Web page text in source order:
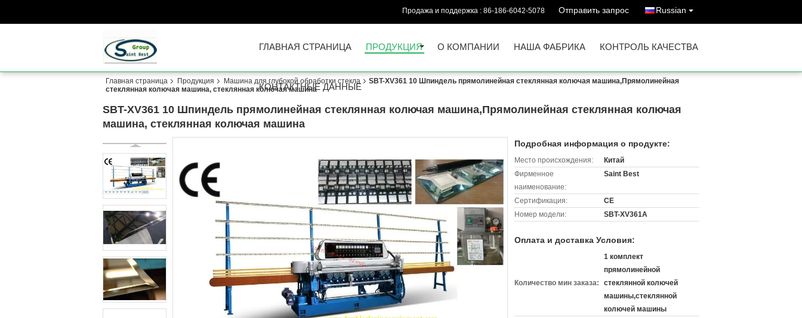
Продажа и поддержка : 86-186-6042-5078 Отправить запрос Russian
ГЛАВНАЯ СТРАНИЦА ПРОДУКЦИЯ О КОМПАНИИ НАША ФАБРИКА КОНТРОЛЬ КАЧЕСТВА
КОНТАКТНЫЕ ДАННЫЕ
Главная страница Продукция Машина для глубокой обработки стекла
SBT-XV361 10 Шпиндель прямолинейная стеклянная колючая машина,Прямолинейная
стеклянная колючая машина, стеклянная колючая машина
SBT-XV361 10 Шпиндель прямолинейная стеклянная колючая машина,Прямолинейная стеклянная колючая
машина, стеклянная колючая машина
Подробная информация о продукте:
Место происхождения:
Китай
Фирменное
наименование:
Saint Best
Сертификация:
CE
Номер модели:
SBT-XV361A
Оплата и доставка Условия:
Количество мин заказа:
1 комплект
прямолинейной
стеклянной колючей
машины,стеклянной
колючей машины